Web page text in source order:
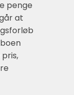
penge
at